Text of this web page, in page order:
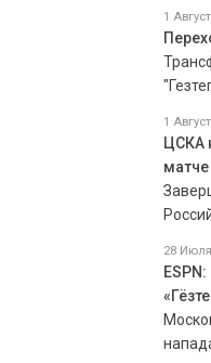
1
1
ЦСКА
матче
28 Июля